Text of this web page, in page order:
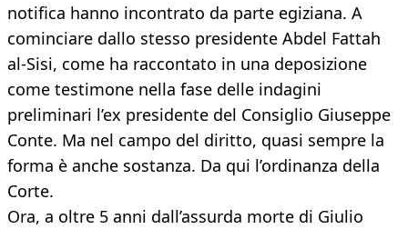
notifica hanno incontrato da parte egiziana. A
cominciare dallo stesso presidente Abdel Fattah
al-Sisi, come ha raccontato in una deposizione
come testimone nella fase delle indagini
preliminari l’ex presidente del Consiglio Giuseppe
Conte. Ma nel campo del diritto, quasi sempre la
forma è anche sostanza. Da qui l’ordinanza della
Corte.
Ora, a oltre 5 anni dall’assurda morte di Giulio